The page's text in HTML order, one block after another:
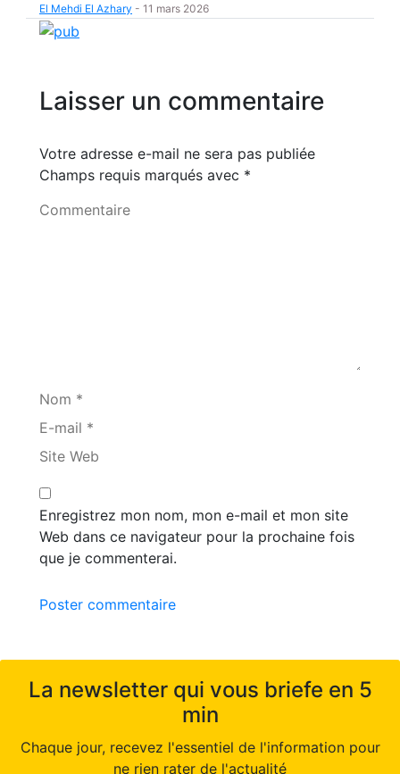
El Mehdi El Azhary - 11 mars 2026
Laisser un commentaire
Votre adresse e-mail ne sera pas publiée
Champs requis marqués avec *
Commentaire
Nom *
E-mail *
Site Web
Enregistrez mon nom, mon e-mail et mon site
Web dans ce navigateur pour la prochaine fois
que je commenterai.
Poster commentaire
La newsletter qui vous briefe en 5
min
Chaque jour, recevez l'essentiel de l'information pour
ne rien rater de l'actualité